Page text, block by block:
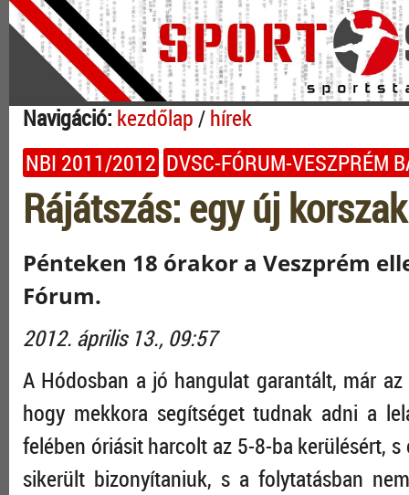
Navigáció: kezdőlap/hírek
NBI 2011/2012 DVSC-FÓRUM-VESZPRÉM
Rájátszás: egy új
Pénteken 18 órakor a Veszprém
Fórum.
2012. április 13., 09:57
A Hódosban a jó hangulat garantált, már
hogy mekkora segítséget tudnak adni a
felében óriásit harcolt az 5-8-ba kerülésért,
sikerült bizonyítaniuk, s a folytatásban